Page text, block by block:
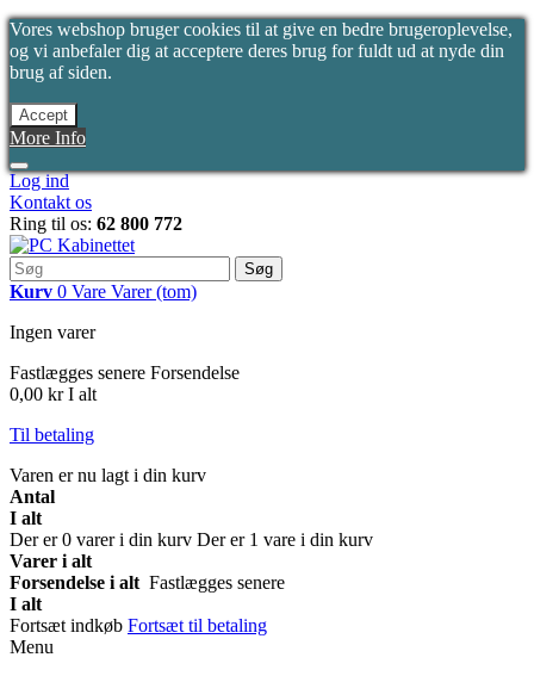
Vores webshop bruger cookies til at give en bedre brugeroplevelse,
og vi anbefaler dig at acceptere deres brug for fuldt ud at nyde din
brug af siden.
Accept
More Info
Log ind
Kontakt os
Ring til os: 62 800 772
Søg
Kurv 0 Vare Varer (tom)
Ingen varer
Fastlægges senere Forsendelse
0,00 kr I alt
Til betaling
Varen er nu lagt i din kurv
Antal
I alt
Der er0 varer i din kurv Der er 1 vare i din kurv
Varer i alt
Forsendelse i alt Fastlægges senere
I alt
Fortsæt indkøb Fortsæt til betaling
Menu